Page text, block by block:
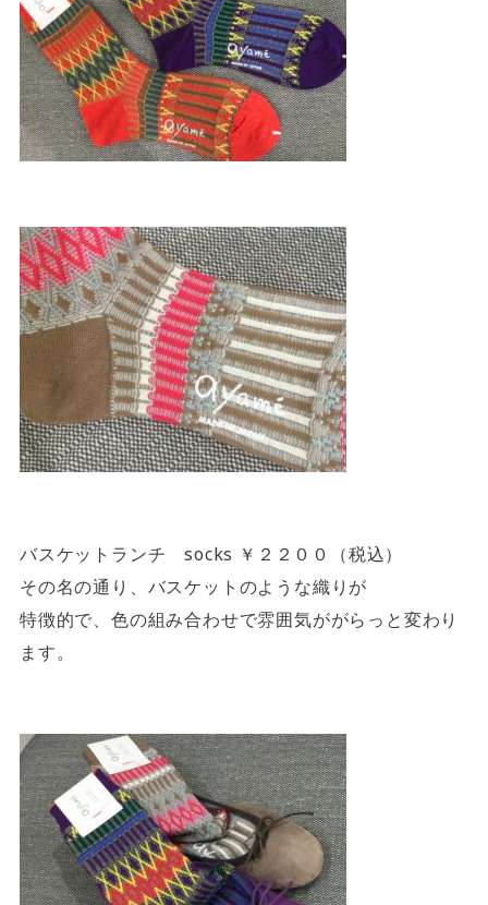
バスケットランチ socks ￥２２００（税込）
その名の通り、バスケットのような織りが
特徴的で、色の組み合わせで雰囲気ががらっと変わり
ます。